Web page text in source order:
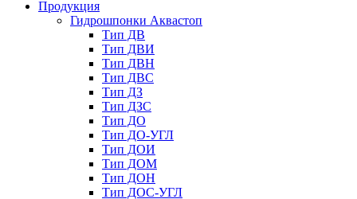
Продукция
Гидрошпонки Аквастоп
Тип ДВ
Тип ДВИ
Тип ДВН
Тип ДВС
Тип ДЗ
Тип ДЗС
Тип ДО
Тип ДО-УГЛ
Тип ДОИ
Тип ДОМ
Тип ДОН
Тип ДОС-УГЛ